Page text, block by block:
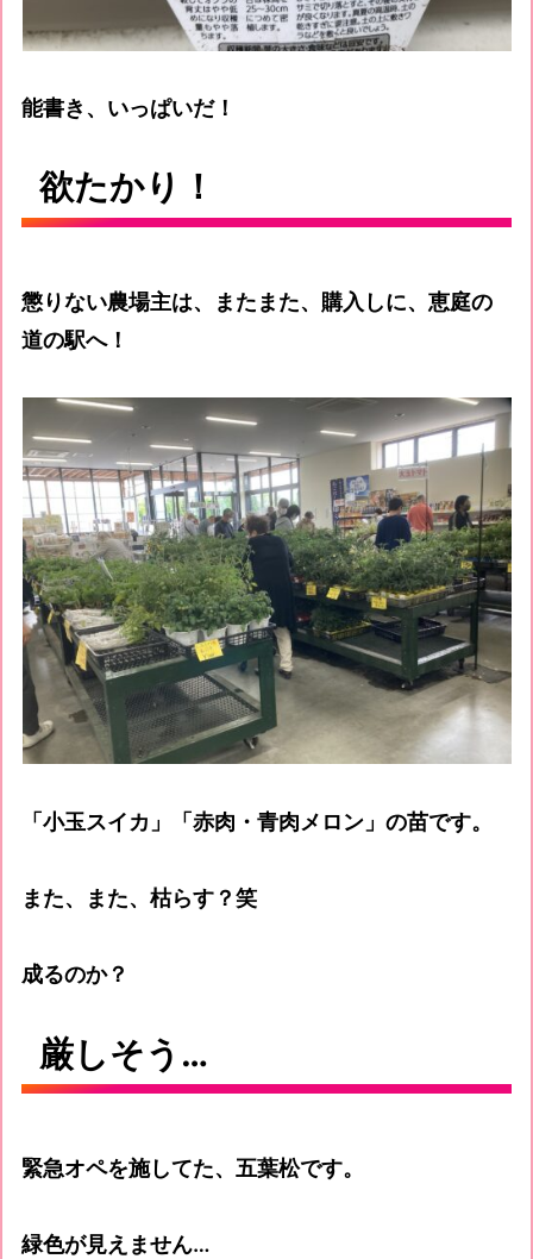
能書き、いっぱいだ！
欲たかり！
懲りない農場主は、またまた、購入しに、恵庭の
道の駅へ！
「小玉スイカ」「赤肉・青肉メロン」の苗です。
また、また、枯らす？笑
成るのか？
厳しそう…
緊急オペを施してた、五葉松です。
緑色が見えません…